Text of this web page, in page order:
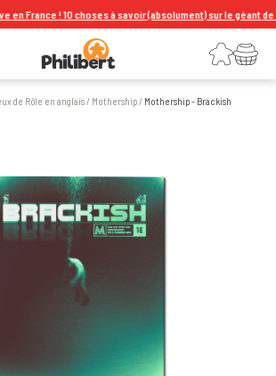
France ! 10 choses à savoir (absolument) sur le géant de la
Connexion
Votre panier
de Rôle en anglais/ Mothership/ Mothership - Brackish